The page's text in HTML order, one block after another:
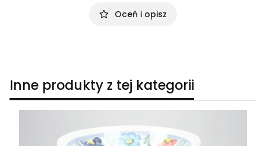
Oceń i opisz
Inne produkty z tej kategorii